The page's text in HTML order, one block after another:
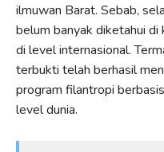
ilmuwan Barat. Sebab,
belum banyak diketahui
di level internasional.
terbukti telah berhasil
program filantropi
level dunia.